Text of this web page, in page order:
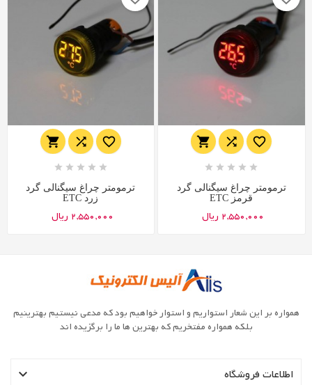
  
    
ترمومتر چراغ سیگنالی گرد
زرد ETC
2,550,000 ریال
  
    
ترمومتر چراغ سیگنالی گرد
قرمز ETC
2,550,000 ریال
همواره بر این شعار استواریم و استوار خواهیم بود که مدعی نیستیم بهترینیم
بلکه همواره مفتخریم که بهترین ها ما را برگزیده اند
اطلاعات فروشگاه 